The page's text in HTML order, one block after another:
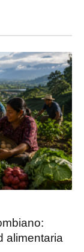
alimentaria